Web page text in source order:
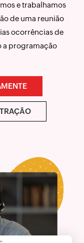
e trabalhamos
de uma reunião
ocorrências de
a programação